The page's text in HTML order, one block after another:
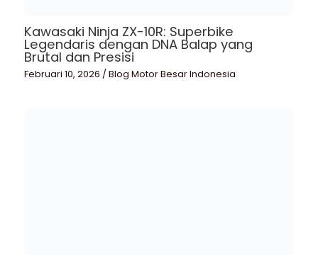
Kawasaki Ninja ZX-10R: Superbike
Legendaris dengan DNA Balap yang
Brutal dan Presisi
Februari 10, 2026 /Blog Motor Besar Indonesia